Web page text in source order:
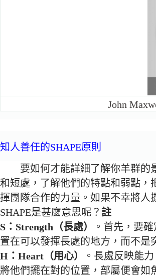
John
知人善任的SHAPE原則
要如何才能詳細了解你羊群的
和短處，了解他們的特點和弱點，
揮團隊合作的力量。如果不幸將人
SHAPE是甚麼意思呢？ 註
S：Strength（長處）
。首先，要
置在可以發揮長處的地方，而不是
H：Heart（用心）
。長處反映能
將他們擺在對的位置，部屬便會如